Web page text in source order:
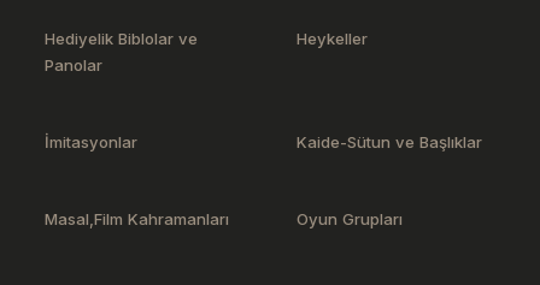
Hediyelik Biblolar ve
Panolar
Heykeller
İmitasyonlar Kaide-Sütun ve Başlıklar
Masal,Film Kahramanları Oyun Grupları